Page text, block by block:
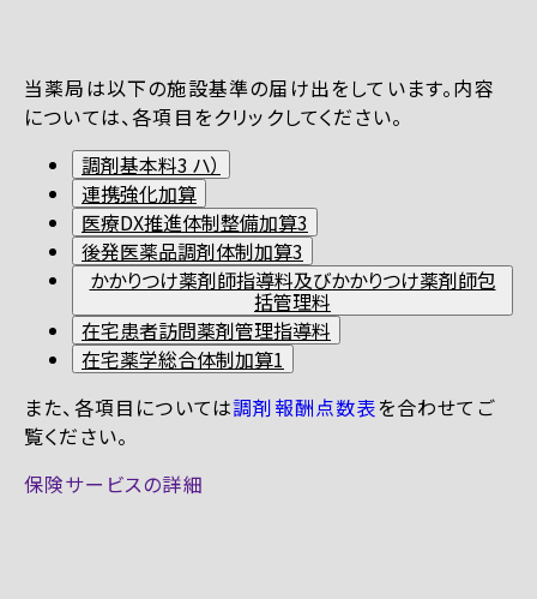
当薬局は以下の施設基準の届け出をしています。内容
については、各項目をクリックしてください。
調剤基本料3 ハ）
連携強化加算
医療DX推進体制整備加算3
後発医薬品調剤体制加算3
かかりつけ薬剤師指導料及びかかりつけ薬剤師包
括管理料
在宅患者訪問薬剤管理指導料
在宅薬学総合体制加算1
また、各項目については調剤報酬点数表を合わせてご
覧ください。
保険サービスの詳細